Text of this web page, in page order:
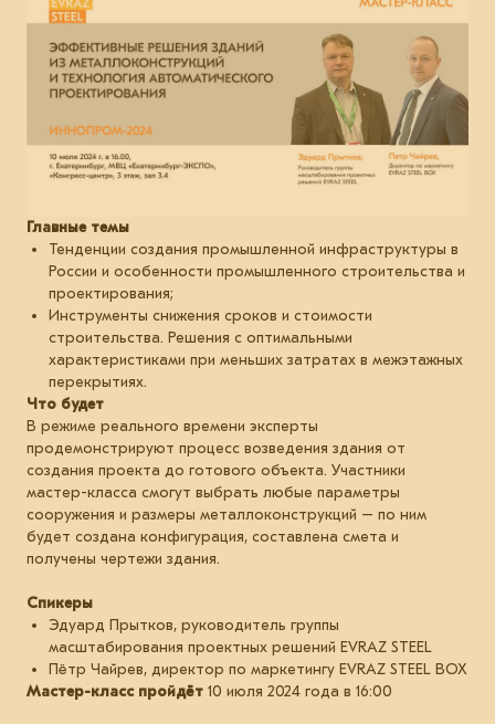
Главные темы
Тенденции создания промышленной инфраструктуры в
России и особенности промышленного строительства и
проектирования;
Инструменты снижения сроков и стоимости
строительства. Решения с оптимальными
характеристиками при меньших затратах в межэтажных
перекрытиях.
Что будет
В режиме реального времени эксперты
продемонстрируют процесс возведения здания от
создания проекта до готового объекта. Участники
мастер-класса смогут выбрать любые параметры
сооружения и размеры металлоконструкций – по ним
будет создана конфигурация, составлена смета и
получены чертежи здания.
Спикеры
Эдуард Прытков, руководитель группы
масштабирования проектных решений EVRAZ STEEL
Пётр Чайрев, директор по маркетингу EVRAZ STEEL BOX
Мастер-класс пройдёт 10 июля 2024 года в 16:00